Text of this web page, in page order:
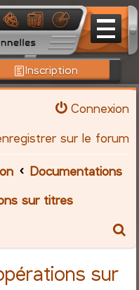
Inscription
Connexion
sur le forum
Documentations
sur titres
sur